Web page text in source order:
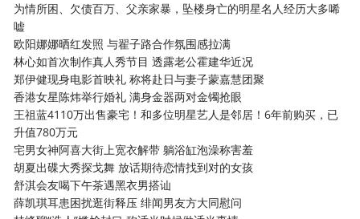
为情所困、欠债百万、父亲家暴，坠楼身亡的明星名人经历大多唏
嘘
欧阳娜娜晒红发照 与翟子路合作氛围感拉满
林心如首次制作真人秀节目 透露老公霍建华近况
郑伊健现身电影首映礼 称将赴日与妻子蒙嘉慧团聚
香港女星陈炜举行婚礼 满身金器两对金镯抢眼
王祖蓝4110万出售豪宅！和多位明星艺人是邻居！6年前购买，已
升值780万元
宅男女神阿喜大街上宽衣解带 躺浴缸泡澡称害羞
胡夏出碟大秀探戈舞 放话期待恋情找到对的女孩
舒淇会友喝下午茶遇黑衣男搭讪
薛凯琪耳患困扰逛街释压 绯闻男友方大同慰问